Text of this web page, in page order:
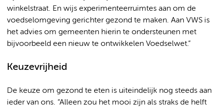
winkelstraat. En wijs experimenteerruimtes aan om de
voedselomgeving gerichter gezond te maken. Aan VWS is
het advies om gemeenten hierin te ondersteunen met
bijvoorbeeld een nieuw te ontwikkelen Voedselwet.”
Keuzevrijheid
De keuze om gezond te eten is uiteindelijk nog steeds aan
ieder van ons. “Alleen zou het mooi zijn als straks de helft